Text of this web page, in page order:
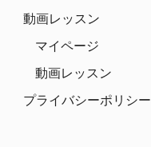
動画レッスン
マイページ
動画レッスン
プライバシーポリシー